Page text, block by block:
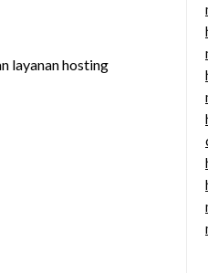
layanan hosting